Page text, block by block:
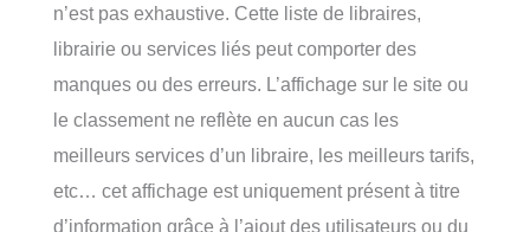
n’est pas exhaustive. Cette liste de libraires,
librairie ou services liés peut comporter des
manques ou des erreurs. L’affichage sur le site ou
le classement ne reflète en aucun cas les
meilleurs services d’un libraire, les meilleurs tarifs,
etc… cet affichage est uniquement présent à titre
d’information grâce à l’ajout des utilisateurs ou du